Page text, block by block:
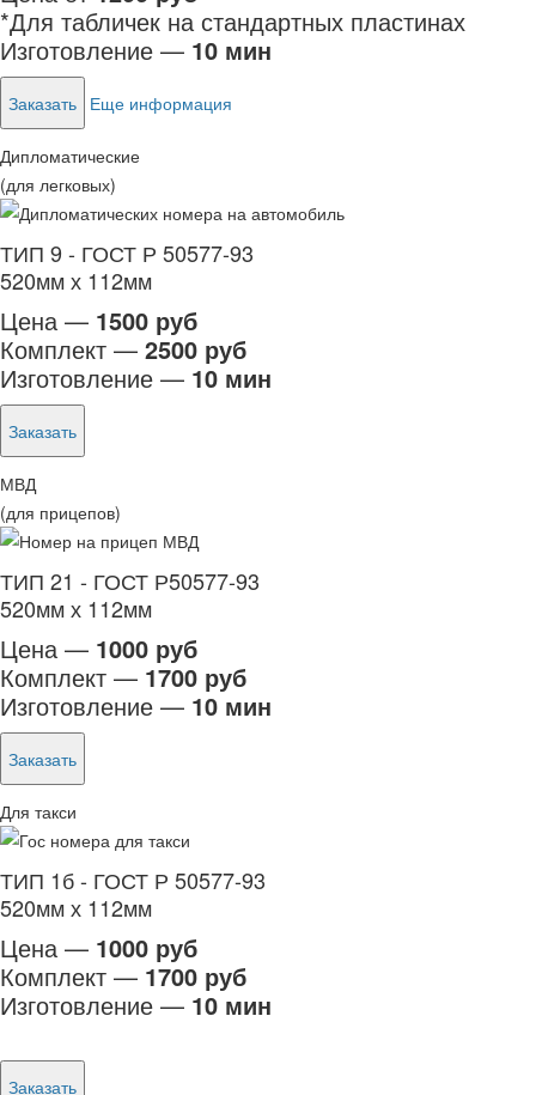
*Для табличек на стандартных пластинах
Изготовление — 10 мин
Заказать Еще информация
Дипломатические
(для легковых)
ТИП 9 - ГОСТ Р 50577-93
520мм х 112мм
Цена — 1500 руб
Комплект — 2500 руб
Изготовление — 10 мин
Заказать
МВД
(для прицепов)
ТИП 21 - ГОСТ Р50577-93
520мм х 112мм
Цена — 1000 руб
Комплект — 1700 руб
Изготовление — 10 мин
Заказать
Для такси
ТИП 1б - ГОСТ Р 50577-93
520мм х 112мм
Цена — 1000 руб
Комплект — 1700 руб
Изготовление — 10 мин
Заказать